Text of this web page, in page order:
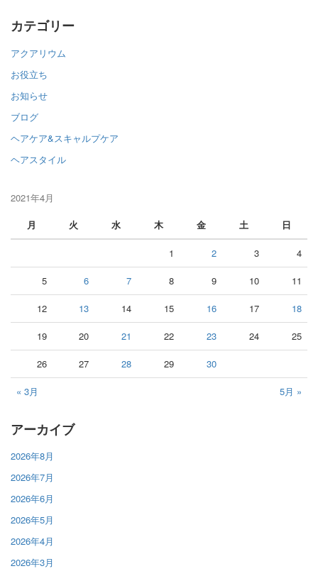
カテゴリー
アクアリウム
お役立ち
お知らせ
ブログ
ヘアケア&スキャルプケア
ヘアスタイル
2021年4月
月
火 水 木 金 土 日
« 3月 5月 »
1 2 3 4
5 6 7 8 9 10 11
12 13 14 15 16 17 18
19 20 21 22 23 24 25
26 27 28 29 30
アーカイブ
2026年8月
2026年7月
2026年6月
2026年5月
2026年4月
2026年3月